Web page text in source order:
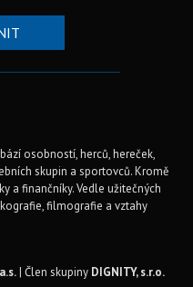
osobností, herců, hereček,
skupin a sportovců. Kromě
a finančníky. Vedle užitečných
filmografie a vztahy
| Člen skupiny DIGNITY, s.r.o.